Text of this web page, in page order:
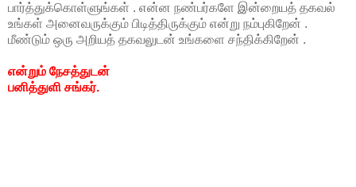
பார்த்துக்கொள்ளுங்கள் . என்ன நண்பர்களே இன்றையத் தகவல்
உங்கள் அனைவருக்கும் பிடித்திருக்கும் என்று நம்புகிறேன் .
மீண்டும் ஒரு அறியத் தகவலுடன் உங்களை சந்திக்கிறேன் .
என்றும் நேசத்துடன்
பனித்துளி சங்கர்.